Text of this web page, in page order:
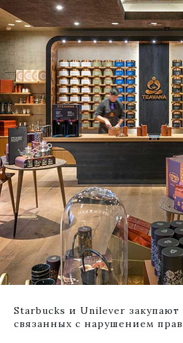
Starbucks и Unilever
связанных с нарушением прав